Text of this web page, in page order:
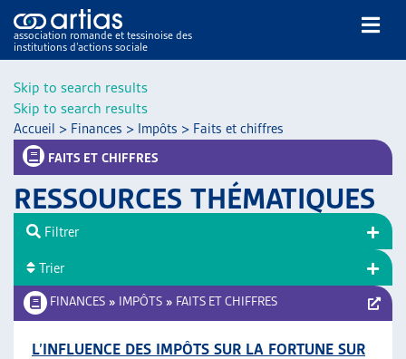
Skip to search results
Skip to search results
association romande et tessinoise des
institutions d’actions sociale
NOS PUBLICATIONS
DOSSIERS DU MOIS
VEILLE
RESSOURCES
THÉMATIQUES
Accueil > Finances > Impôts > Faits et chiffres
FAITS ET CHIFFRES
RESSOURCES THÉMATIQUES
FINANCES » IMPÔTS » FAITS ET CHIFFRES
L’INFLUENCE DES IMPÔTS SUR LA FORTUNE SUR
Filtrer
Trier